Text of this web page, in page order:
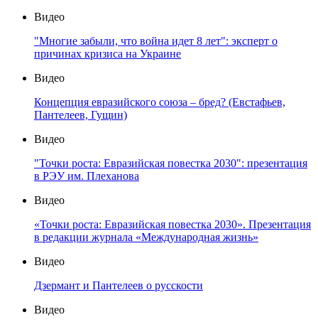
Видео
"Многие забыли, что война идет 8 лет": эксперт о
причинах кризиса на Украине
Видео
Концепция евразийского союза – бред? (Евстафьев,
Пантелеев, Гущин)
Видео
"Точки роста: Евразийская повестка 2030": презентация
в РЭУ им. Плеханова
Видео
«Точки роста: Евразийская повестка 2030». Презентация
в редакции журнала «Международная жизнь»
Видео
Дзермант и Пантелеев о русскости
Видео